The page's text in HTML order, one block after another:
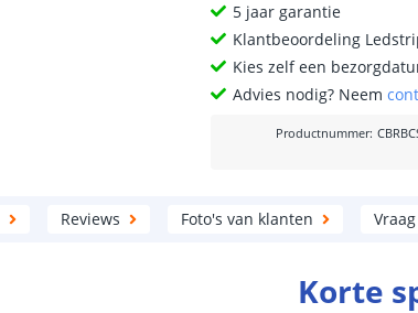
5 jaar garantie
Klantbeoordeling
Kies zelf een
Advies nodig? Neem
Productnummer:
Reviews Foto's van klanten
Korte